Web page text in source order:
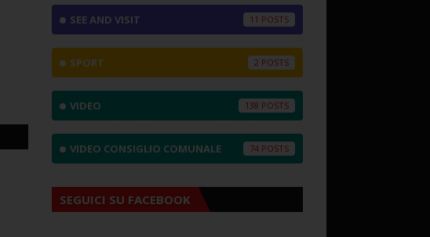
SEE AND VISIT 11
SPORT 2
VIDEO 138
VIDEO CONSIGLIO COMUNALE 74
SEGUICI SU FACEBOOK